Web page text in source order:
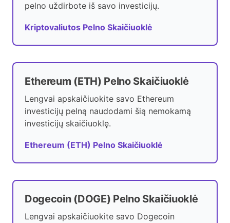
pelno uždirbote iš savo investicijų.
Kriptovaliutos Pelno Skaičiuoklė
Ethereum (ETH) Pelno Skaičiuoklė
Lengvai apskaičiuokite savo Ethereum
investicijų pelną naudodami šią nemokamą
investicijų skaičiuoklę.
Ethereum (ETH) Pelno Skaičiuoklė
Dogecoin (DOGE) Pelno Skaičiuoklė
Lengvai apskaičiuokite savo Dogecoin